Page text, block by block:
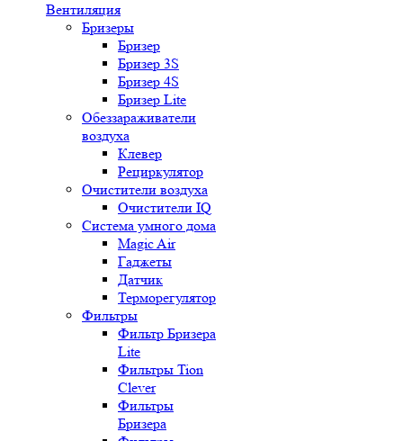
Вентиляция
Бризеры
Бризер
Бризер 3S
Бризер 4S
Бризер Lite
Обеззараживатели
воздуха
Клевер
Рециркулятор
Очистители воздуха
Очистители IQ
Система умного дома
Magic Air
Гаджеты
Датчик
Терморегулятор
Фильтры
Фильтр Бризера
Lite
Фильтры Tion
Clever
Фильтры
Бризера